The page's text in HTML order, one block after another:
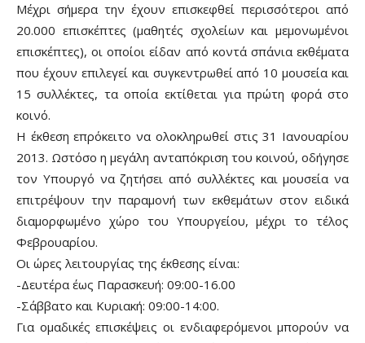
Μέχρι σήμερα την έχουν επισκεφθεί περισσότεροι από
20.000 επισκέπτες (μαθητές σχολείων και μεμονωμένοι
επισκέπτες), οι οποίοι είδαν από κοντά σπάνια εκθέματα
που έχουν επιλεγεί και συγκεντρωθεί από 10 μουσεία και
15 συλλέκτες, τα οποία εκτίθεται για πρώτη φορά στο
κοινό.
Η έκθεση επρόκειτο να ολοκληρωθεί στις 31 Ιανουαρίου
2013. Ωστόσο η μεγάλη ανταπόκριση του κοινού, οδήγησε
τον Υπουργό να ζητήσει από συλλέκτες και μουσεία να
επιτρέψουν την παραμονή των εκθεμάτων στον ειδικά
διαμορφωμένο χώρο του Υπουργείου, μέχρι το τέλος
Φεβρουαρίου.
Οι ώρες λειτουργίας της έκθεσης είναι:
-Δευτέρα έως Παρασκευή: 09:00-16.00
-Σάββατο και Κυριακή: 09:00-14:00.
Για ομαδικές επισκέψεις οι ενδιαφερόμενοι μπορούν να